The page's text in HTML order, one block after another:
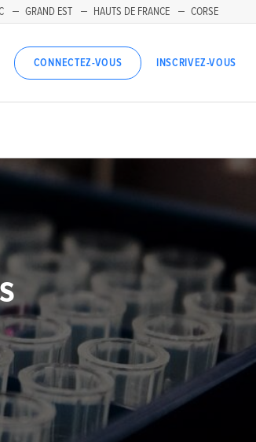
GRAND EST HAUTS DE FRANCE CORSE
CONNECTEZ-VOUS INSCRIVEZ-VOUS